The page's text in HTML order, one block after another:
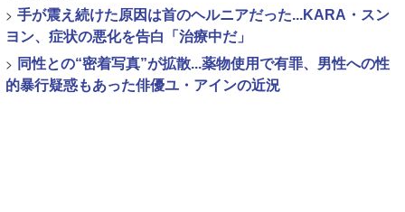
> 手が震え続けた原因は首のヘルニアだった...KARA・スン
ヨン、症状の悪化を告白「治療中だ」
> 同性との“密着写真”が拡散...薬物使用で有罪、男性への性
的暴行疑惑もあった俳優ユ・アインの近況